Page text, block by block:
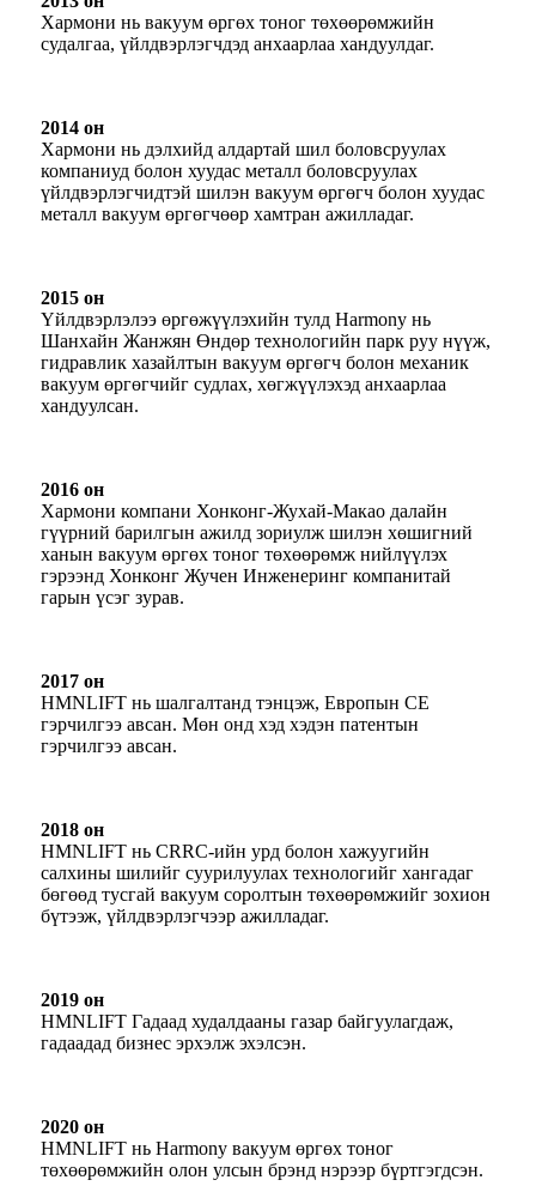
Хармони нь вакуум өргөх тоног төхөөрөмжийн
судалгаа, үйлдвэрлэгчдэд анхаарлаа хандуулдаг.
2014 он
Хармони нь дэлхийд алдартай шил боловсруулах
компаниуд болон хуудас металл боловсруулах
үйлдвэрлэгчидтэй шилэн вакуум өргөгч болон хуудас
металл вакуум өргөгчөөр хамтран ажилладаг.
2015 он
Үйлдвэрлэлээ өргөжүүлэхийн тулд Harmony нь
Шанхайн Жанжян Өндөр технологийн парк руу нүүж,
гидравлик хазайлтын вакуум өргөгч болон механик
вакуум өргөгчийг судлах, хөгжүүлэхэд анхаарлаа
хандуулсан.
2016 он
Хармони компани Хонконг-Жухай-Макао далайн
гүүрний барилгын ажилд зориулж шилэн хөшигний
ханын вакуум өргөх тоног төхөөрөмж нийлүүлэх
гэрээнд Хонконг Жучен Инженеринг компанитай
гарын үсэг зурав.
2017 он
HMNLIFT нь шалгалтанд тэнцэж, Европын CE
гэрчилгээ авсан. Мөн онд хэд хэдэн патентын
гэрчилгээ авсан.
2018 он
HMNLIFT нь CRRC-ийн урд болон хажуугийн
салхины шилийг суурилуулах технологийг хангадаг
бөгөөд тусгай вакуум соролтын төхөөрөмжийг зохион
бүтээж, үйлдвэрлэгчээр ажилладаг.
2019 он
HMNLIFT Гадаад худалдааны газар байгуулагдаж,
гадаадад бизнес эрхэлж эхэлсэн.
2020 он
HMNLIFT нь Harmony вакуум өргөх тоног
төхөөрөмжийн олон улсын брэнд нэрээр бүртгэгдсэн.